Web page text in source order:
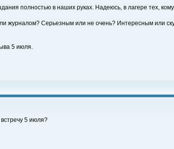
полностью в наших руках. Надеюсь, в лагере тех,
журналом? Серьезным или не очень? Интересным или
5 июля.
5 июля?